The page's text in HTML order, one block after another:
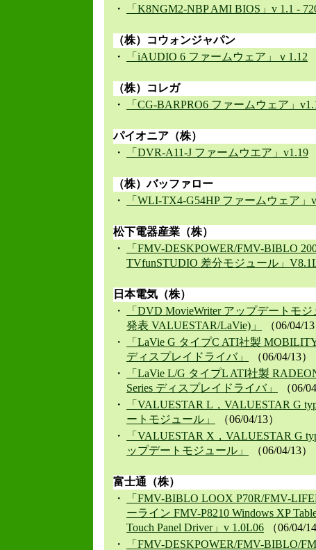
・
「K8NGM2-NBP AMI BIOS」v 1.1 -
（株）コウォンジャパン
・
「iAUDIO 6 ファームウェア」ｖ1.12
（株）コレガ
・
「CG-BARPRO6 ファームウェア」
パイオニア（株）
・
「DVR-A11-J ファームウエア」v1.19
（株）バッファロー
・
「WLI-TX4-G54HP ファームウェア」
松下電器産業（株）
・
「FMV-DESKPOWER/FMV-BIBLO
TVfunSTUDIO 差分モジュール」
日本電気（株）
・
「DVD MovieWriter アップデートモジ
発表 VALUESTAR/LaVie)」
（06/04/13
・
「LaVie G タイプC ATI社製
ディスプレイドライバ」
（06/04/13）
・
「LaVie L/G タイプL ATI社製
Series ディスプレイドライバ」
（06/
・
「VALUESTAR L，VALUESTAR G
ートモジュール」
（06/04/13）
・
「VALUESTAR X，VALUESTAR G
ップデートモジュール」
（06/04/13）
富士通（株）
・
「FMV-BIBLO LOOX P70R/FMV-
ーライン FMV-P8210 Windows XP
Touch Panel Driver」v 1.0L06 （06/04/14
・
「FMV-DESKPOWER/FMV-BIBLO/